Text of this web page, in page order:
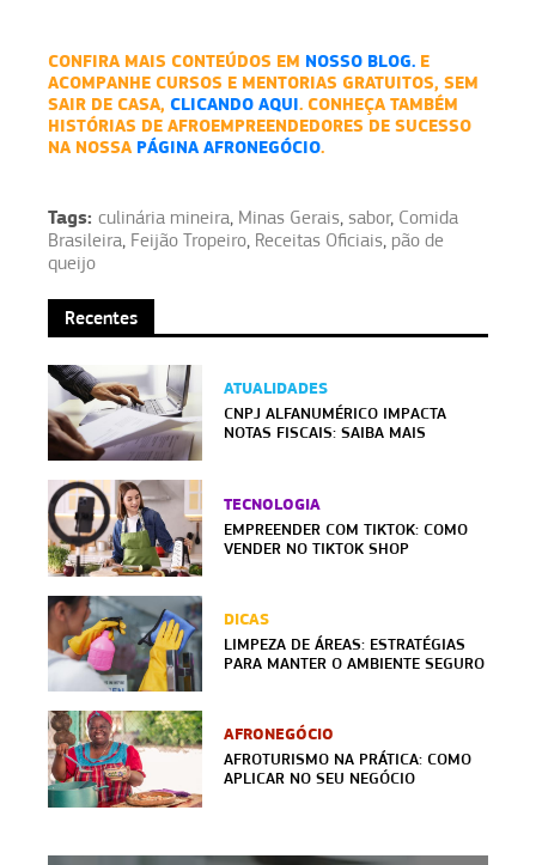
CONFIRA MAIS CONTEÚDOS EM NOSSO BLOG. E
ACOMPANHE CURSOS E MENTORIAS GRATUITOS, SEM
SAIR DE CASA, CLICANDO AQUI. CONHEÇA TAMBÉM
HISTÓRIAS DE AFROEMPREENDEDORES DE SUCESSO
NA NOSSA PÁGINA AFRONEGÓCIO.
Tags: culinária mineira, Minas Gerais, sabor, Comida
Brasileira, Feijão Tropeiro, Receitas Oficiais, pão de
queijo
Recentes
ATUALIDADES
CNPJ ALFANUMÉRICO IMPACTA
NOTAS FISCAIS: SAIBA MAIS
TECNOLOGIA
EMPREENDER COM TIKTOK: COMO
VENDER NO TIKTOK SHOP
DICAS
LIMPEZA DE ÁREAS: ESTRATÉGIAS
PARA MANTER O AMBIENTE SEGURO
AFRONEGÓCIO
AFROTURISMO NA PRÁTICA: COMO
APLICAR NO SEU NEGÓCIO